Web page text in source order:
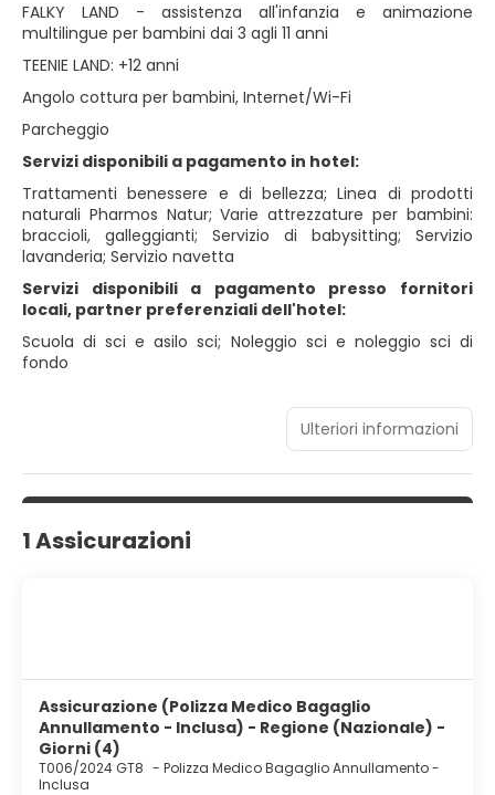
FALKY LAND - assistenza all'infanzia e animazione
multilingue per bambini dai 3 agli 11 anni
TEENIE LAND: +12 anni
Angolo cottura per bambini, Internet/Wi-Fi
Parcheggio
Servizi disponibili a pagamento in hotel:
Trattamenti benessere e di bellezza; Linea di prodotti
naturali Pharmos Natur; Varie attrezzature per bambini:
braccioli, galleggianti; Servizio di babysitting; Servizio
lavanderia; Servizio navetta
Servizi disponibili a pagamento presso fornitori
locali, partner preferenziali dell'hotel:
Scuola di sci e asilo sci; Noleggio sci e noleggio sci di
fondo
Ulteriori informazioni
1 Assicurazioni
Assicurazione (Polizza Medico Bagaglio
Annullamento - Inclusa) - Regione (Nazionale) -
Giorni (4)
T006/2024 GT8 - Polizza Medico Bagaglio Annullamento -
Inclusa